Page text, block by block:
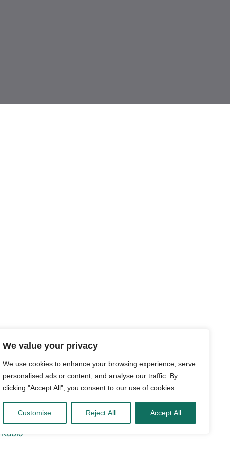
We value your privacy
We use cookies to enhance your browsing experience, serve
personalised ads or content, and analyse our traffic. By
clicking "Accept All", you consent to our use of cookies.
Customise Reject All Accept All
Kubio